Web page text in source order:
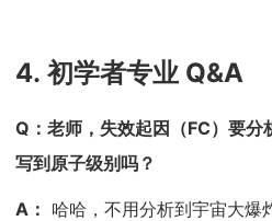
4. 初学者专业 Q&A
Q ：老师，失效起因（FC）要
写到原子级别吗？
A ： 哈哈，不用分析到宇宙大爆